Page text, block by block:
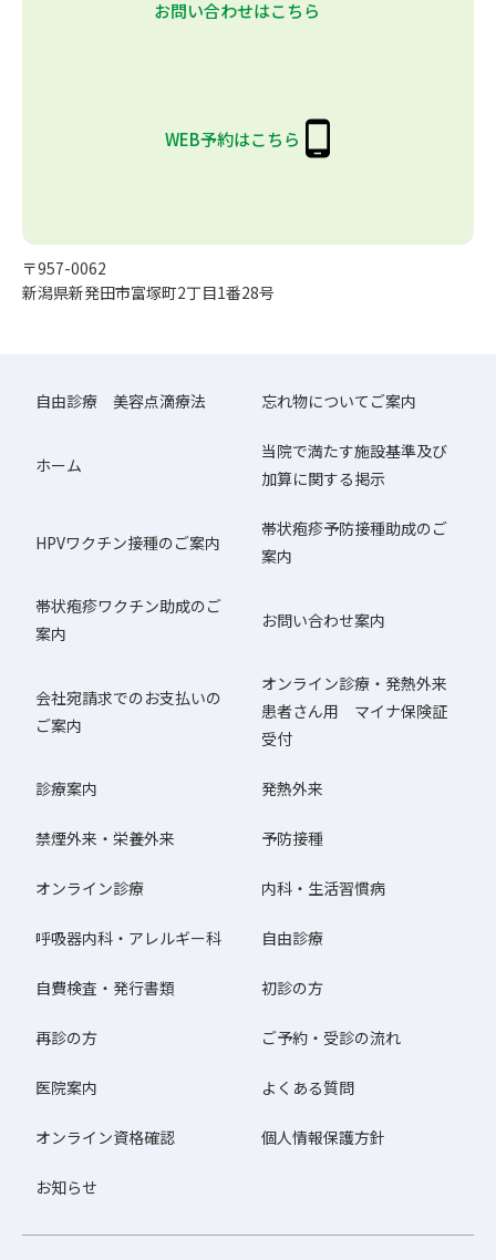
お問い合わせはこちら
WEB予約はこちら
〒957-0062
新潟県新発田市富塚町2丁目1番28号
自由診療 美容点滴療法 忘れ物についてご案内
ホーム
当院で満たす施設基準及び
加算に関する掲示
HPVワクチン接種のご案内
帯状疱疹予防接種助成のご
案内
帯状疱疹ワクチン助成のご
案内
お問い合わせ案内
会社宛請求でのお支払いの
ご案内
オンライン診療・発熱外来
患者さん用 マイナ保険証
受付
診療案内 発熱外来
禁煙外来・栄養外来 予防接種
オンライン診療 内科・生活習慣病
呼吸器内科・アレルギー科 自由診療
自費検査・発行書類 初診の方
再診の方 ご予約・受診の流れ
医院案内 よくある質問
オンライン資格確認 個人情報保護方針
お知らせ